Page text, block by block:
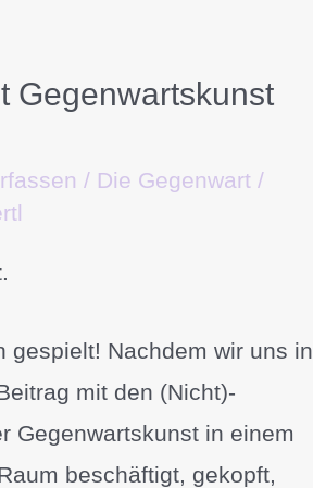
Gegenwartskunst
/ Die Gegenwart /
gespielt! Nachdem wir uns in
mit den (Nicht)-
Gegenwartskunst in einem
beschäftigt, gekopft,